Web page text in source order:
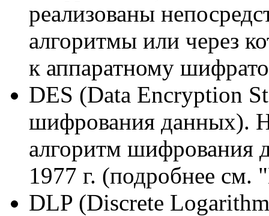
реализованы
алгоритмы или через
к аппаратному
DES (Data Encryption
шифрования данных).
алгоритм шифрования
1977 г. (подробнее
DLP (Discrete